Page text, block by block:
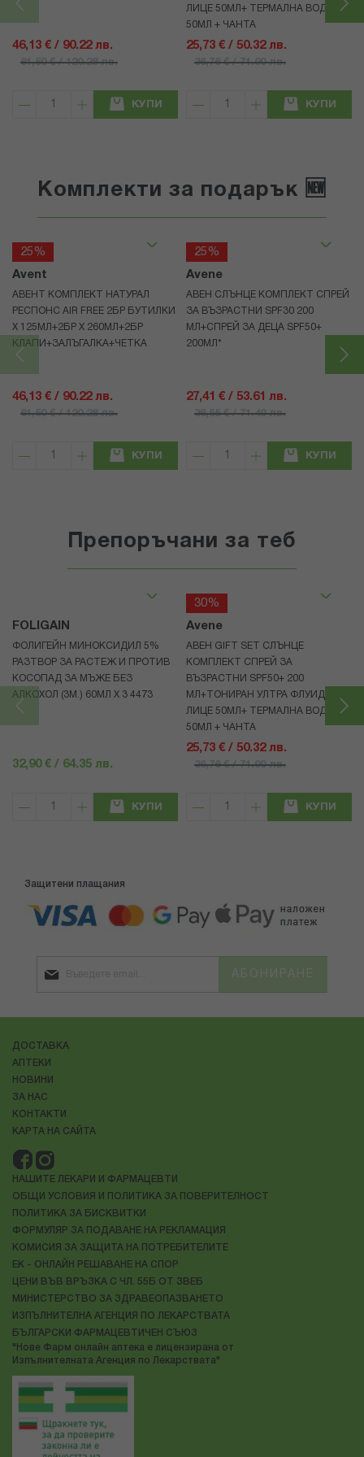
46,13 € / 90.22 лв.
61,50 € / 120.28 лв.
КУПИ
ЛИЦЕ 50МЛ+ ТЕРМАЛНА ВОДА
50МЛ + ЧАНТА
25,73 € / 50.32 лв.
36,76 € / 71.90 лв.
КУПИ
Комплекти за подарък 🆕
25%
Avent
АВЕНТ КОМПЛЕКТ НАТУРАЛ
РЕСПОНС AIR FREE 2БР БУТИЛКИ
Х 125МЛ+2БР Х 260МЛ+2БР
КЛАПИ+ЗАЛЪГАЛКА+ЧЕТКА
46,13 € / 90.22 лв.
61,50 € / 120.28 лв.
КУПИ
25%
Avene
АВЕН СЛЪНЦЕ КОМПЛЕКТ СПРЕЙ
ЗА ВЪЗРАСТНИ SPF30 200
МЛ+СПРЕЙ ЗА ДЕЦА SPF50+
200МЛ*
27,41 € / 53.61 лв.
36,55 € / 71.49 лв.
КУПИ
Препоръчани за теб
FOLIGAIN
ФОЛИГЕЙН МИНОКСИДИЛ 5%
РАЗТВОР ЗА РАСТЕЖ И ПРОТИВ
КОСОПАД ЗА МЪЖЕ БЕЗ
АЛКОХОЛ (3М.) 60МЛ X 3 4473
32,90 € / 64.35 лв.
КУПИ
30%
Avene
АВЕН GIFT SET СЛЪНЦЕ
КОМПЛЕКТ СПРЕЙ ЗА
ВЪЗРАСТНИ SPF50+ 200
МЛ+ТОНИРАН УЛТРА ФЛУИД ЗА
ЛИЦЕ 50МЛ+ ТЕРМАЛНА ВОДА
50МЛ + ЧАНТА
25,73 € / 50.32 лв.
36,76 € / 71.90 лв.
КУПИ
Защитени плащания
АБОНИРАНЕ
ДОСТАВКА
АПТЕКИ
НОВИНИ
ЗА НАС
КОНТАКТИ
КАРТА НА САЙТА
НАШИТЕ ЛЕКАРИ И ФАРМАЦЕВТИ
ОБЩИ УСЛОВИЯ И ПОЛИТИКА ЗА ПОВЕРИТЕЛНОСТ
ПОЛИТИКА ЗА БИСКВИТКИ
ФОРМУЛЯР ЗА ПОДАВАНЕ НА РЕКЛАМАЦИЯ
КОМИСИЯ ЗА ЗАЩИТА НА ПОТРЕБИТЕЛИТЕ
ЕК - ОНЛАЙН РЕШАВАНЕ НА СПОР
ЦЕНИ ВЪВ ВРЪЗКА С ЧЛ. 55Б ОТ ЗВЕБ
МИНИСТЕРСТВО ЗА ЗДРАВЕОПАЗВАНЕТО
ИЗПЪЛНИТЕЛНА АГЕНЦИЯ ПО ЛЕКАРСТВАТА
БЪЛГАРСКИ ФАРМАЦЕВТИЧЕН СЪЮЗ
"Нове Фарм онлайн аптека е лицензирана от
Изпълнителната Агенция по Лекарствата"